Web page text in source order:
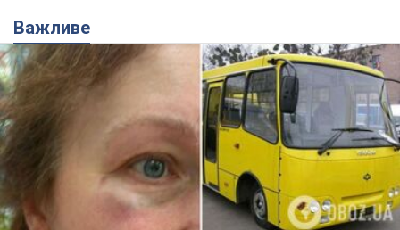
У Львові жінка спровокувала конфлікт,
розмовляючи російською мовою у маршрутці:
поліція склала адмінпротокол. Відео
На місце події прибули патрульні поліцейські та слідчо-
оперативна група
8,2 т.